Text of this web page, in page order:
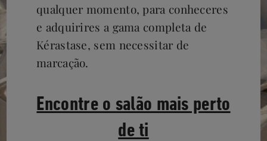
qualquer momento, para conheceres
e adquirires a gama completa de
Kérastase, sem necessitar de
marcação.
Encontre o salão mais perto
de ti